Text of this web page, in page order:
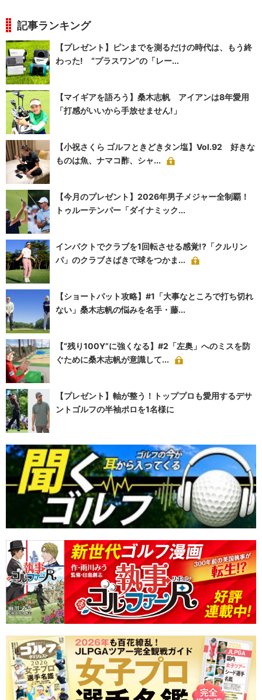
記事ランキング
【プレゼント】ピンまでを測るだけの時代は、もう終
わった! “プラスワン”の「レー...
【マイギアを語ろう】桑木志帆 アイアンは8年愛用
「打感がいいから手放せません!」
【小祝さくら ゴルフときどきタン塩】Vol.92 好きな
ものは魚、ナマコ酢、シャ...
【今月のプレゼント】2026年男子メジャー全制覇！
トゥルーテンパー「ダイナミック...
インパクトでクラブを1回転させる感覚!?「クルリン
パ」のクラブさばきで球をつかま...
【ショートパット攻略】#1「大事なところで打ち切れ
ない」桑木志帆の悩みを名手・藤...
【“残り100Y”に強くなる】#2「左奥」へのミスを防
ぐために桑木志帆が意識して...
【プレゼント】軸が整う！トッププロも愛用するデサ
ントゴルフの半袖ポロを1名様に